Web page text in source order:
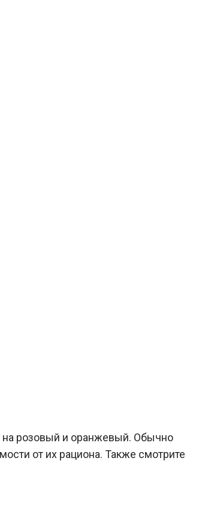
на розовый и оранжевый. Обычно
от их рациона. Также смотрите